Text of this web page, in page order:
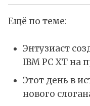
Ещё по теме:
Энтузиаст
IBM PC XT на
Этот день в
нового